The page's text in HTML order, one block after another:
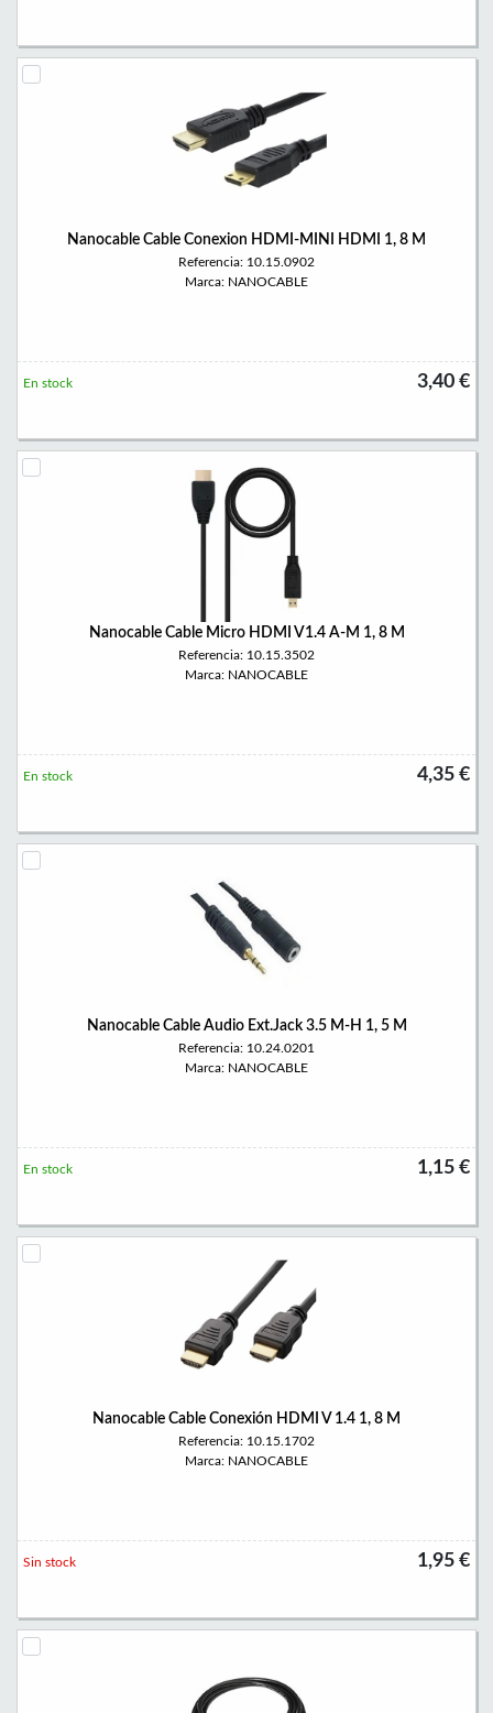
Nanocable Cable Conexion HDMI-MINI HDMI 1, 8 M
Referencia: 10.15.0902
Marca: NANOCABLE
3,40 €
En stock
Nanocable Cable Micro HDMI V1.4 A-M 1, 8 M
Referencia: 10.15.3502
Marca: NANOCABLE
4,35 €
En stock
Nanocable Cable Audio Ext.Jack 3.5 M-H 1, 5 M
Referencia: 10.24.0201
Marca: NANOCABLE
1,15 €
En stock
Nanocable Cable Conexión HDMI V 1.4 1, 8 M
Referencia: 10.15.1702
Marca: NANOCABLE
1,95 €
Sin stock